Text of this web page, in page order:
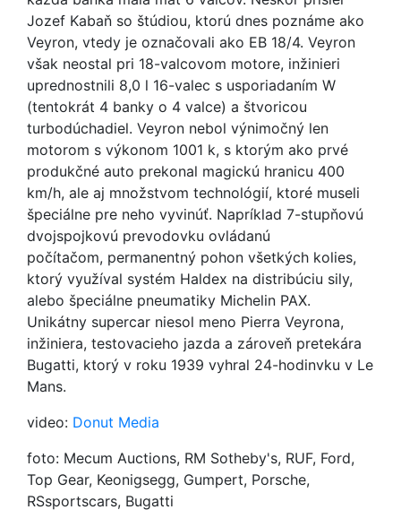
Jozef Kabaň so štúdiou, ktorú dnes poznáme ako
Veyron, vtedy je označovali ako EB 18/4. Veyron
však neostal pri 18-valcovom motore, inžinieri
uprednostnili 8,0 l 16-valec s usporiadaním W
(tentokrát 4 banky o 4 valce) a štvoricou
turbodúchadiel. Veyron nebol výnimočný len
motorom s výkonom 1001 k, s ktorým ako prvé
produkčné auto prekonal magickú hranicu 400
km/h, ale aj množstvom technológií, ktoré museli
špeciálne pre neho vyvinúť. Napríklad 7-stupňovú
dvojspojkovú prevodovku ovládanú
počítačom, permanentný pohon všetkých kolies,
ktorý využíval systém Haldex na distribúciu sily,
alebo špeciálne pneumatiky Michelin PAX.
Unikátny supercar niesol meno Pierra Veyrona,
inžiniera, testovacieho jazda a zároveň pretekára
Bugatti, ktorý v roku 1939 vyhral 24-hodinvku v Le
Mans.
video: Donut Media
foto: Mecum Auctions, RM Sotheby's, RUF, Ford,
Top Gear, Keonigsegg, Gumpert, Porsche,
RSsportscars, Bugatti